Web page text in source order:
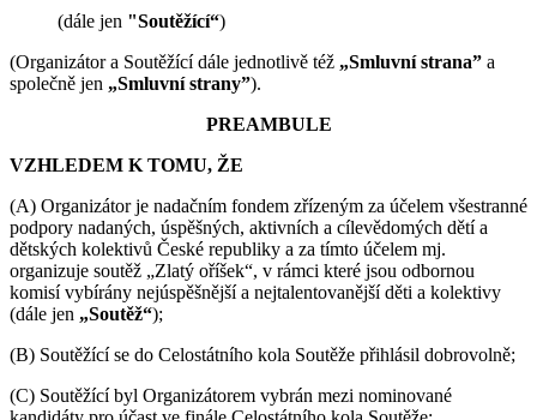
(dále jen "Soutěžící“)
(Organizátor a Soutěžící dále jednotlivě též „Smluvní strana” a
společně jen „Smluvní strany”).
PREAMBULE
VZHLEDEM K TOMU, ŽE
(A) Organizátor je nadačním fondem zřízeným za účelem všestranné
podpory nadaných, úspěšných, aktivních a cílevědomých dětí a
dětských kolektivů České republiky a za tímto účelem mj.
organizuje soutěž „Zlatý oříšek“, v rámci které jsou odbornou
komisí vybírány nejúspěšnější a nejtalentovanější děti a kolektivy
(dále jen „Soutěž“);
(B) Soutěžící se do Celostátního kola Soutěže přihlásil dobrovolně;
(C) Soutěžící byl Organizátorem vybrán mezi nominované